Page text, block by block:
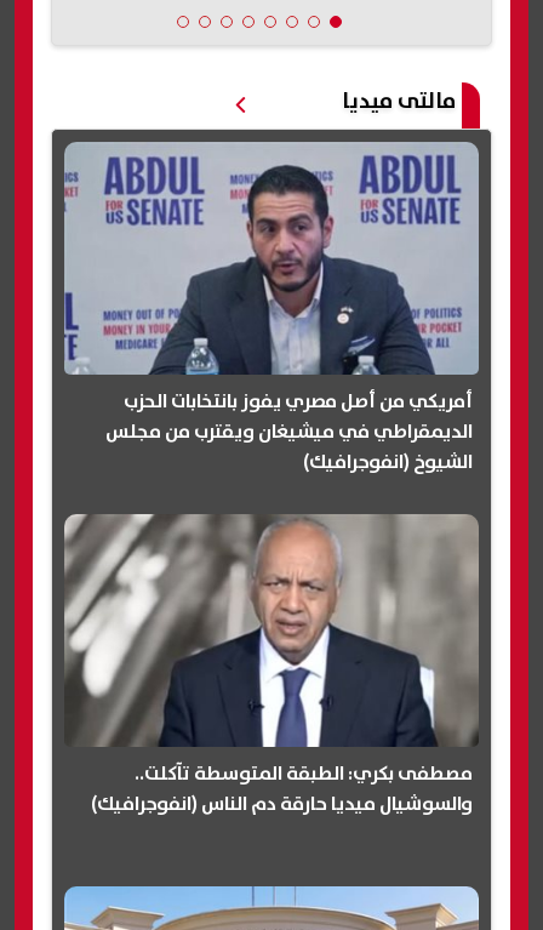
مالتى ميديا
أمريكي من أصل مصري يفوز بانتخابات الحزب
الديمقراطي في ميشيغان ويقترب من مجلس
الشيوخ (انفوجرافيك)
مصطفى بكري: الطبقة المتوسطة تآكلت..
والسوشيال ميديا حارقة دم الناس (انفوجرافيك)